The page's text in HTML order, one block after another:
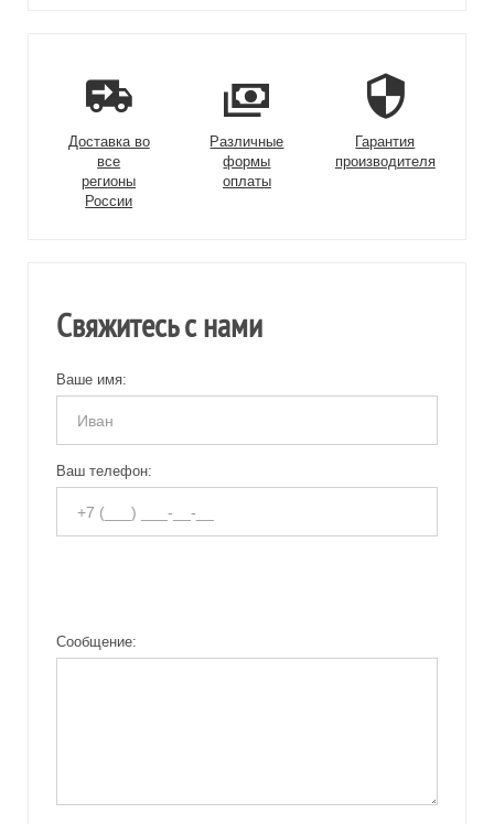
Доставка во
все
регионы
России
Различные
формы
оплаты
Гарантия
производителя
Свяжитесь с нами
Ваше имя:
Ваш телефон:
Сообщение: